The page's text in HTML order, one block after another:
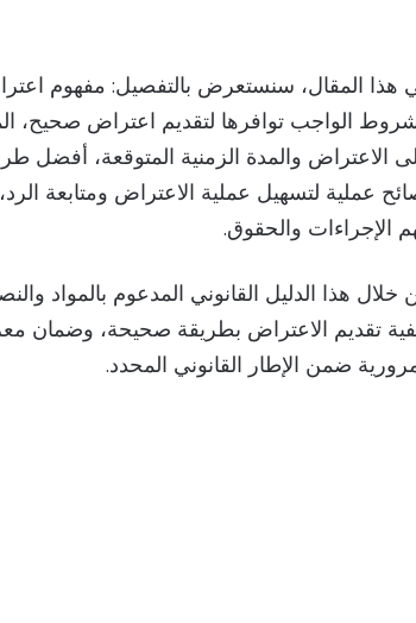
هذا المقال، سنستعرض بالتفصيل: مفهوم اعتراض
الواجب توافرها لتقديم اعتراض صحيح،
الاعتراض والمدة الزمنية المتوقعة،
عملية لتسهيل عملية الاعتراض ومتابعة
الإجراءات والحقوق.
خلال هذا الدليل القانوني المدعوم بالمواد
تقديم الاعتراض بطريقة صحيحة، وضمان
ضمن الإطار القانوني المحدد.